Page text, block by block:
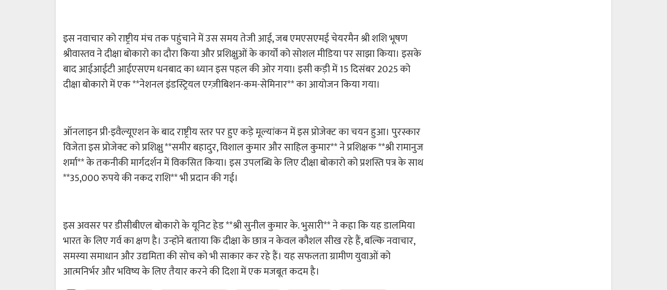
इस नवाचार को राष्ट्रीय मंच तक पहुंचाने में उस समय तेजी आई, जब एमएसएमई चेयरमैन श्री शशि भूषण
श्रीवास्तव ने दीक्षा बोकारो का दौरा किया और प्रशिक्षुओं के कार्यों को सोशल मीडिया पर साझा किया। इसके
बाद आईआईटी आईएसएम धनबाद का ध्यान इस पहल की ओर गया। इसी कड़ी में 15 दिसंबर 2025 को
दीक्षा बोकारो में एक **नेशनल इंडस्ट्रियल एग्ज़ीबिशन-कम-सेमिनार** का आयोजन किया गया।
ऑनलाइन प्री-इवैल्यूएशन के बाद राष्ट्रीय स्तर पर हुए कड़े मूल्यांकन में इस प्रोजेक्ट का चयन हुआ। पुरस्कार
विजेता इस प्रोजेक्ट को प्रशिक्षु **समीर बहादुर, विशाल कुमार और साहिल कुमार** ने प्रशिक्षक **श्री रामानुज
शर्मा** के तकनीकी मार्गदर्शन में विकसित किया। इस उपलब्धि के लिए दीक्षा बोकारो को प्रशस्ति पत्र के साथ
**35,000 रुपये की नकद राशि** भी प्रदान की गई।
इस अवसर पर डीसीबीएल बोकारो के यूनिट हेड **श्री सुनील कुमार के. भुसारी** ने कहा कि यह डालमिया
भारत के लिए गर्व का क्षण है। उन्होंने बताया कि दीक्षा के छात्र न केवल कौशल सीख रहे हैं, बल्कि नवाचार,
समस्या समाधान और उद्यमिता की सोच को भी साकार कर रहे हैं। यह सफलता ग्रामीण युवाओं को
आत्मनिर्भर और भविष्य के लिए तैयार करने की दिशा में एक मजबूत कदम है।